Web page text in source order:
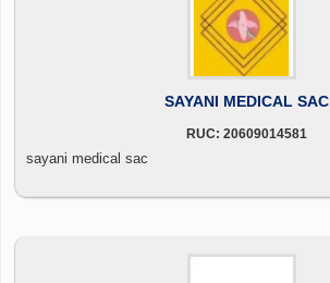
SAYANI MEDICAL SAC
RUC: 20609014581
sayani medical sac